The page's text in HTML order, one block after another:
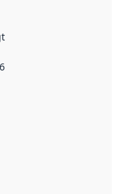
dataene i dette